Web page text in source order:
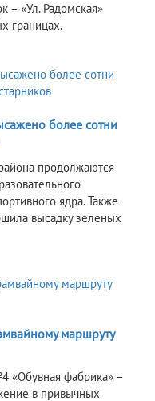
– «Ул. Радомская»
границах.
более сотни
продолжаются
ядра. Также
высадку зеленых
маршруту
«Обувная фабрика» –
в привычных